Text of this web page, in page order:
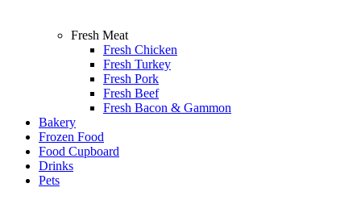
Fresh Meat
Fresh Chicken
Fresh Turkey
Fresh Pork
Fresh Beef
Fresh Bacon & Gammon
Bakery
Frozen Food
Food Cupboard
Drinks
Pets